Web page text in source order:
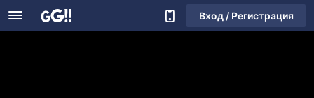
Вход / Регистрация